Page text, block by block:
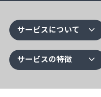
サービスについて expand_more
サービスの特徴 expand_more